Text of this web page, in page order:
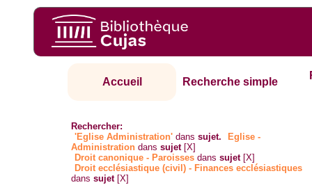
Accueil Recherche simple
Rechercher:
'Eglise Administration' danssujet.
Eglise -
Administration danssujet [X]
Droit canonique - Paroisses danssujet [X]
Droit ecclésiastique (civil) - Finances ecclésiastiques
danssujet [X]